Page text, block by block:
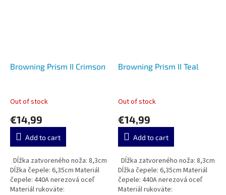
Browning Prism II Crimson
Out of stock
€14,99
Add to cart
Dĺžka zatvoreného noža: 8,3cm
Dĺžka čepele: 6,35cm Materiál
čepele: 440A nerezová oceľ
Materiál rukoväte:
Browning Prism II Teal
Out of stock
€14,99
Add to cart
Dĺžka zatvoreného noža: 8,3cm
Dĺžka čepele: 6,35cm Materiál
čepele: 440A nerezová oceľ
Materiál rukoväte: